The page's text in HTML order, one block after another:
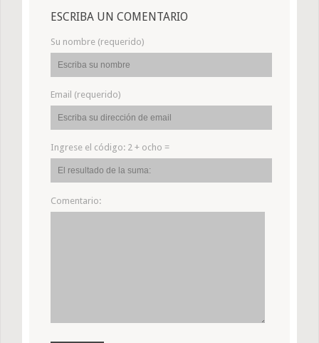
ESCRIBA UN COMENTARIO
Su nombre (requerido)
Email (requerido)
Ingrese el código: 2 + ocho =
Comentario: